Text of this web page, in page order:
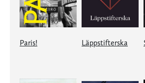
Paris! Läppstifterska